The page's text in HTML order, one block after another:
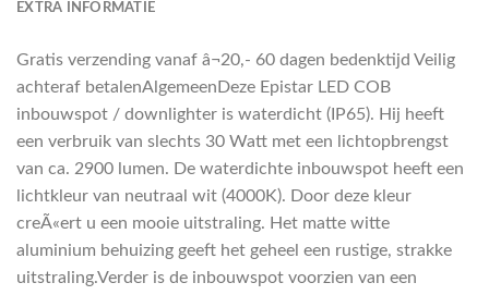
EXTRA INFORMATIE
Gratis verzending vanaf â¬20,- 60 dagen bedenktijd Veilig
achteraf betalenAlgemeenDeze Epistar LED COB
inbouwspot / downlighter is waterdicht (IP65). Hij heeft
een verbruik van slechts 30 Watt met een lichtopbrengst
van ca. 2900 lumen. De waterdichte inbouwspot heeft een
lichtkleur van neutraal wit (4000K). Door deze kleur
creÃ«ert u een mooie uitstraling. Het matte witte
aluminium behuizing geeft het geheel een rustige, strakke
uitstraling.Verder is de inbouwspot voorzien van een